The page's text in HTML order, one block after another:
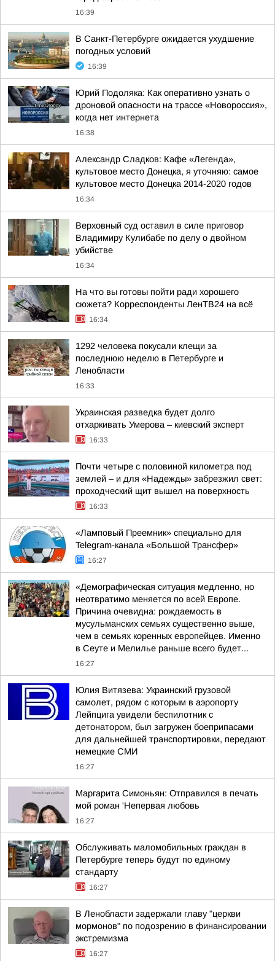
16:39
В Санкт-Петербурге ожидается ухудшение
погодных условий
16:39
Юрий Подоляка: Как оперативно узнать о
дроновой опасности на трассе «Новороссия»,
когда нет интернета
16:38
Александр Сладков: Кафе «Легенда»,
культовое место Донецка, я уточняю: самое
культовое место Донецка 2014-2020 годов
16:34
Верховный суд оставил в силе приговор
Владимиру Кулибабе по делу о двойном
убийстве
16:34
На что вы готовы пойти ради хорошего
сюжета? Корреспонденты ЛенТВ24 на всё
16:34
1292 человека покусали клещи за
последнюю неделю в Петербурге и
Ленобласти
16:33
Украинская разведка будет долго
отхаркивать Умерова – киевский эксперт
16:33
Почти четыре с половиной километра под
землей – и для «Надежды» забрезжил свет:
проходческий щит вышел на поверхность
16:33
«Ламповый Преемник» специально для
Telegram-канала «Большой Трансфер»
16:27
«Демографическая ситуация медленно, но
неотвратимо меняется по всей Европе.
Причина очевидна: рождаемость в
мусульманских семьях существенно выше,
чем в семьях коренных европейцев. Именно
в Сеуте и Мелилье раньше всего будет...
16:27
Юлия Витязева: Украинский грузовой
самолет, рядом с которым в аэропорту
Лейпцига увидели беспилотник с
детонатором, был загружен боеприпасами
для дальнейшей транспортировки, передают
немецкие СМИ
16:27
Маргарита Симоньян: Отправился в печать
мой роман 'Непервая любовь
16:27
Обслуживать маломобильных граждан в
Петербурге теперь будут по единому
стандарту
16:27
В Ленобласти задержали главу "церкви
мормонов" по подозрению в финансировании
экстремизма
16:27